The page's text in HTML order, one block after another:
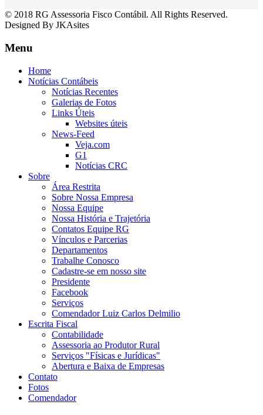
© 2018 RG Assessoria Fisco Contábil. All Rights Reserved.
Designed By JKAsites
Menu
Home
Notícias Contábeis
Notícias Recentes
Galerias de Fotos
Links Úteis
Websites úteis
News-Feed
Veja.com
G1
Notícias CRC
Sobre
Área Restrita
Sobre Nossa Empresa
Nossa Equipe
Nossa História e Trajetória
Contatos Equipe RG
Vínculos e Parcerias
Departamentos
Trabalhe Conosco
Cadastre-se em nosso site
Presidente
Facebook
Serviços
Comendador Luiz Carlos Delmilio
Escrita Fiscal
Contabilidade
Assessoria ao Produtor Rural
Serviços "Físicas e Jurídicas"
Abertura e Baixa de Empresas
Contato
Fotos
Comendador